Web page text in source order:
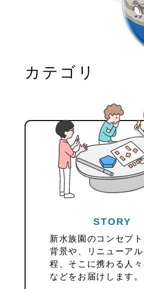
カテゴリ
STORY
新水族園のコンセプ
背景や、リニューアル
程、そこに携わる人
などをお届けします。